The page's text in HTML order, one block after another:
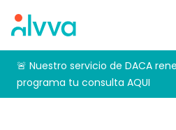
home
🚨 Nuestro servicio de DACA
programa tu consulta AQUI